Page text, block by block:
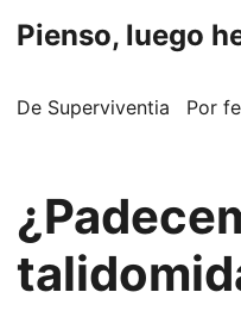
Pienso, luego
De Superviventia Por